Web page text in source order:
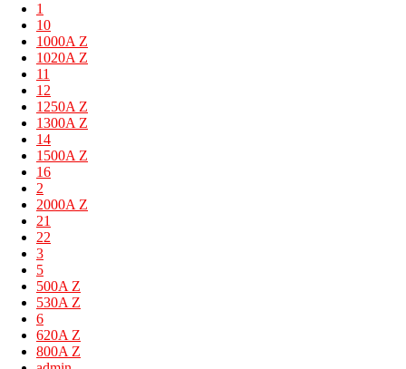
1
10
1000A Z
1020A Z
11
12
1250A Z
1300A Z
14
1500A Z
16
2
2000A Z
21
22
3
5
500A Z
530A Z
6
620A Z
800A Z